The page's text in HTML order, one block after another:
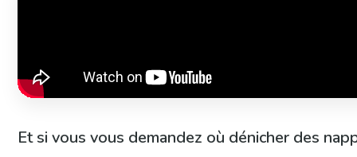
Et si vous vous demandez où dénicher des